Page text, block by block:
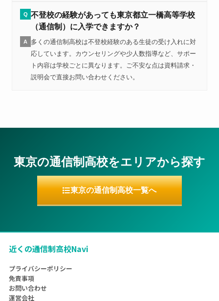
Q 不登校の経験があっても東京都立一橋高等学校
（通信制）に入学できますか？
A
多くの通信制高校は不登校経験のある生徒の受け入れに対
応しています。カウンセリングや少人数指導など、サポー
ト内容は学校ごとに異なります。ご不安な点は資料請求・
説明会で直接お問い合わせください。
東京の通信制高校をエリアから探す
東京の通信制高校一覧へ
近くの通信制高校Navi
プライバシーポリシー
免責事項
お問い合わせ
運営会社